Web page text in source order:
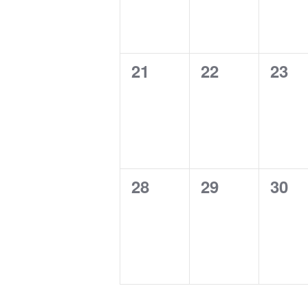
0
21
0
22
0
23
0
28
0
29
0
30